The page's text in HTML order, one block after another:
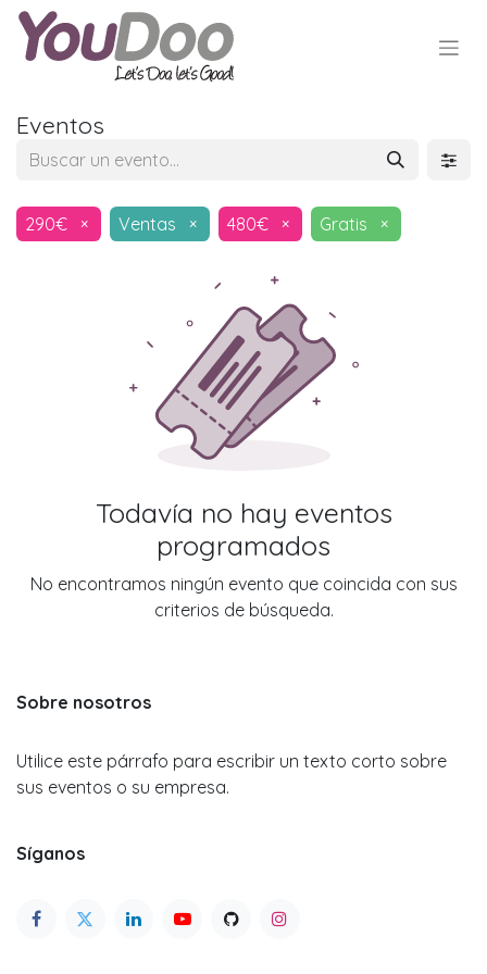
Eventos
290€ × Ventas × 480€ × Gratis ×
Todavía no hay eventos
programados
No encontramos ningún evento que coincida con sus
criterios de búsqueda.
Sobre nosotros
Utilice este párrafo para escribir un texto corto sobre
sus eventos o su empresa.
Síganos